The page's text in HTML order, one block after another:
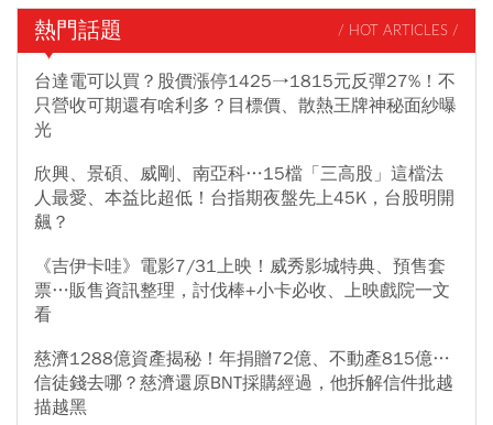
熱門話題 / HOT ARTICLES /
台達電可以買？股價漲停1425→1815元反彈27%！不
只營收可期還有啥利多？目標價、散熱王牌神秘面紗曝
光
欣興、景碩、威剛、南亞科…15檔「三高股」這檔法
人最愛、本益比超低！台指期夜盤先上45K，台股明開
飆？
《吉伊卡哇》電影7/31上映！威秀影城特典、預售套
票…販售資訊整理，討伐棒+小卡必收、上映戲院一文
看
慈濟1288億資產揭秘！年捐贈72億、不動產815億…
信徒錢去哪？慈濟還原BNT採購經過，他拆解信件批越
描越黑